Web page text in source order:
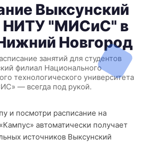
Выксунский
НИТУ "МИСиС" в
Новгород
занятий для студентов
филиал Национального
технологического университета
— всегда под рукой.
и посмотри расписание на
автоматически получает
источников Выксунский